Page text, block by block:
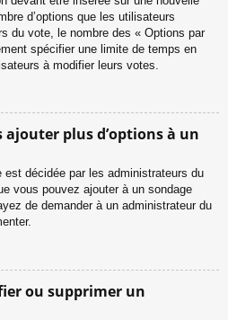
d’options que les utilisateurs
du vote, le nombre des « Options par
spécifier une limite de temps en
à modifier leurs votes.
plus d’options à un
est décidée par les administrateurs du
vous pouvez ajouter à un sondage
de demander à un administrateur du
ou supprimer un